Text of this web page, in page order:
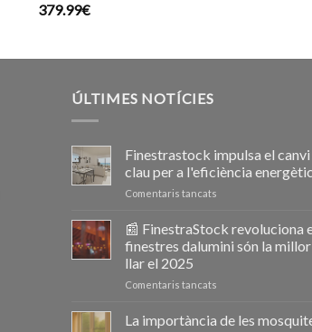
379.99€
ÚLTIMES NOTÍCIES
Finestrastock impulsa el
clau per a l'eficiència
Comentaris tancats
impulsa
el
cambio
clave
📰 FinestraStock revoluciona
finestres dalumini són la
llar el 2025
Comentaris tancats
VentanaStock
La importància de les